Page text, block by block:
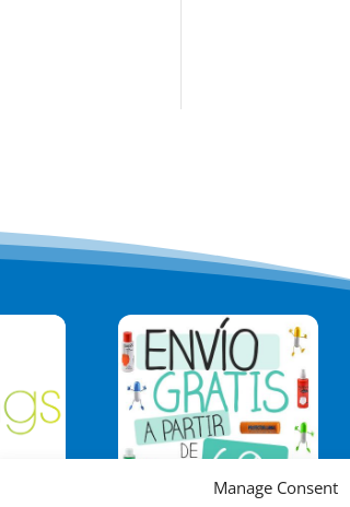
Manage Consent